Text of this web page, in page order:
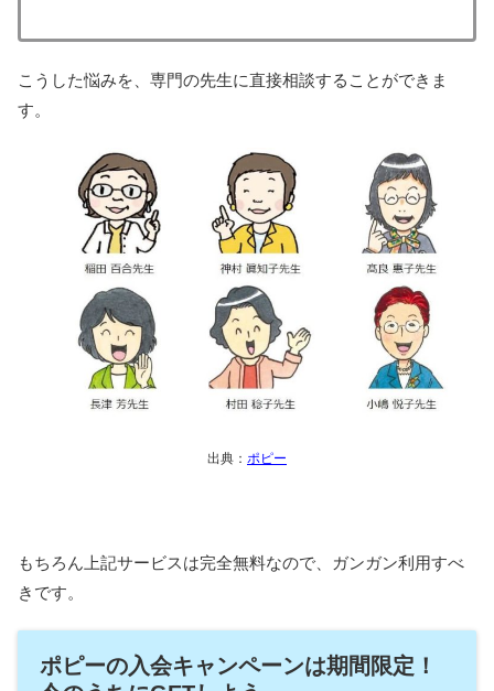
こうした悩みを、専門の先生に直接相談することができま
す。
出典： ポピー
もちろん上記サービスは完全無料なので、ガンガン利用すべ
きです。
ポピーの入会キャンペーンは期間限定！